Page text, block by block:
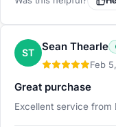
ST Sean Thearle
Feb
Great purchase
Excellent service from